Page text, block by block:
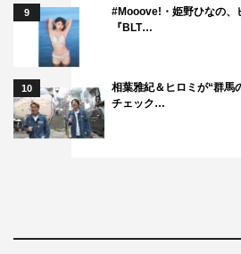
9
#Mooove!・姫野ひなの、
『BLT…
10
相葉雅紀＆ヒロミが“群馬
チェック…